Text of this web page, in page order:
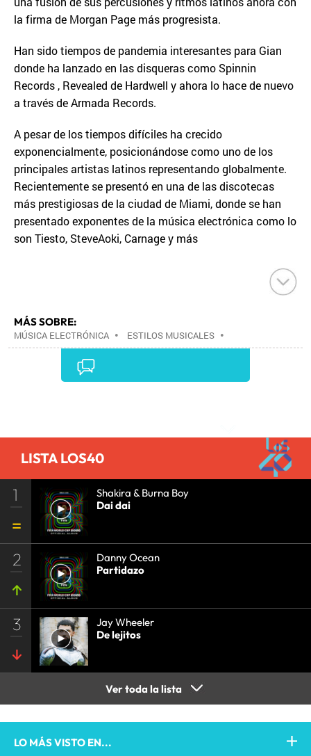
la firma de Morgan Page más progresista.
Han sido tiempos de pandemia interesantes para Gian
donde ha lanzado en las disqueras como Spinnin
Records , Revealed de Hardwell y ahora lo hace de nuevo
a través de Armada Records.
A pesar de los tiempos difíciles ha crecido
exponencialmente, posicionándose como uno de los
principales artistas latinos representando globalmente.
Recientemente se presentó en una de las discotecas
más prestigiosas de la ciudad de Miami, donde se han
presentado exponentes de la música electrónica como lo
son Tiesto, SteveAoki, Carnage y más
MÁS SOBRE:
MÚSICA ELECTRÓNICA • ESTILOS MUSICALES •
•
LISTA LOS40
1
Shakira & Burna Boy
Dai dai
2
Danny Ocean
Partidazo
3
Jay Wheeler
De lejitos
Ver toda la lista
LO MÁS VISTO EN...